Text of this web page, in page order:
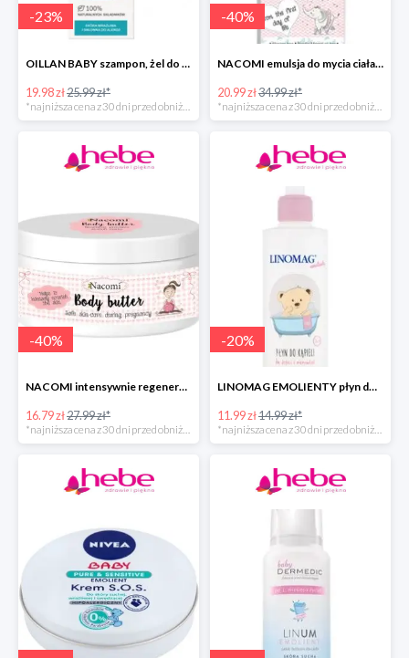
-23%
OILLAN BABY szampon, żel do kąpieli i pod prysznic, 200 ml
19.98 zł25.99 zł*
*najniższa cena z 30 dni przed obniżką
-40%
NACOMI emulsja do mycia ciała dla dzieci
20.99 zł34.99 zł*
*najniższa cena z 30 dni przed obniżką
-40%
NACOMI intensywnie regenerujące masło do ciała dla kobiet w ciąży
16.79 zł27.99 zł*
*najniższa cena z 30 dni przed obniżką
-20%
LINOMAG EMOLIENTY płyn do kąpieli dla dzieci i niemowląt
11.99 zł14.99 zł*
*najniższa cena z 30 dni przed obniżką